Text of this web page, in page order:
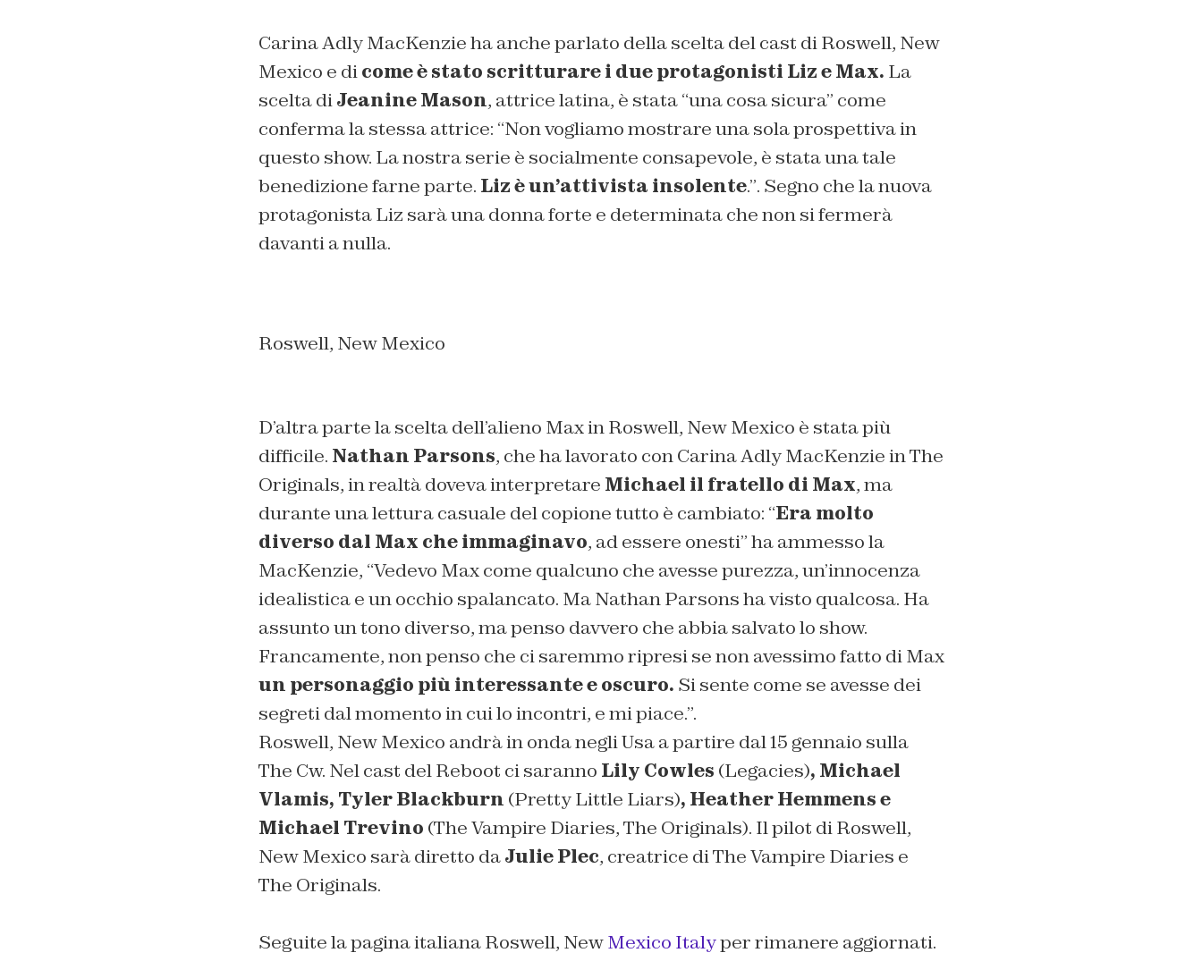
Carina Adly MacKenzie ha anche parlato della scelta del cast di Roswell, New
Mexico e dicome è stato scritturare i due protagonisti Liz e Max. La
scelta diJeanine Mason, attrice latina, è stata “una cosa sicura” come
conferma la stessa attrice: “Non vogliamo mostrare una sola prospettiva in
questo show. La nostra serie è socialmente consapevole, è stata una tale
benedizione farne parte. Liz è un’attivista insolente.”. Segno che la nuova
protagonista Liz sarà una donna forte e determinata che non si fermerà
davanti a nulla.
Roswell, New Mexico
D’altra parte la scelta dell’alieno Max in Roswell, New Mexico è stata più
difficile. Nathan Parsons, che ha lavorato con Carina Adly MacKenzie inThe
Originals, in realtà doveva interpretare Michael il fratello di Max, ma
durante una lettura casuale del copione tutto è cambiato: “Era molto
diverso dal Max che immaginavo, ad essere onesti”ha ammesso la
MacKenzie, “Vedevo Max come qualcuno che avesse purezza, un’innocenza
idealistica e un occhio spalancato. Ma Nathan Parsons ha visto qualcosa. Ha
assunto un tono diverso, ma penso davvero che abbia salvato lo show.
Francamente, non penso che ci saremmo ripresi se non avessimo fatto di Max
un personaggio più interessante e oscuro. Si sente come se avesse dei
segreti dal momento in cui lo incontri, e mi piace.”.
Roswell, New Mexico andrà in onda negli Usa a partire dal 15 gennaio sulla
The Cw. Nel cast del Reboot ci saranno Lily Cowles (Legacies), Michael
Vlamis, Tyler Blackburn (Pretty Little Liars), Heather Hemmens e
Michael Trevino (The Vampire Diaries, The Originals). Il pilot di Roswell,
New Mexico sarà diretto daJulie Plec, creatrice di The Vampire Diaries e
The Originals.
Seguite la pagina italiana Roswell, NewMexico Italyper rimanere aggiornati.